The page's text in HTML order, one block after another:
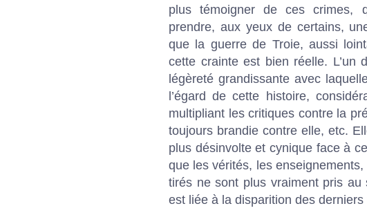
plus témoigner de ces crimes,
prendre, aux yeux de certains,
que la guerre de Troie, aussi
cette crainte est bien réelle. L’un
légèreté grandissante avec
l’égard de cette histoire,
multipliant les critiques contre la
toujours brandie contre elle, etc.
plus désinvolte et cynique face à
que les vérités, les
tirés ne sont plus vraiment pris au
est liée à la disparition des derniers